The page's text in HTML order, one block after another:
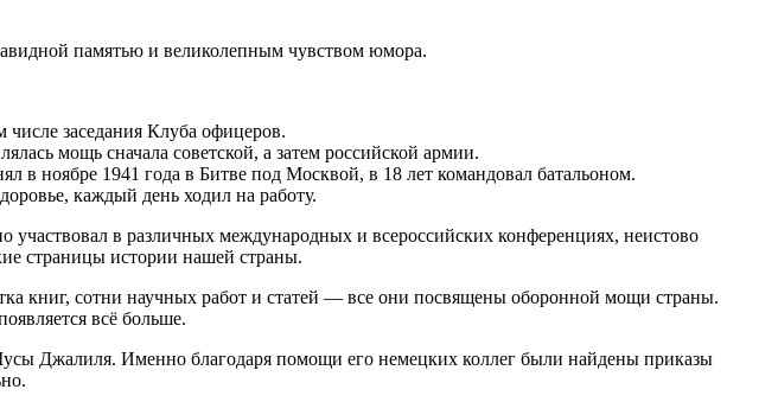
памятью и великолепным чувством юмора.
числе заседания Клуба офицеров.
мощь сначала советской, а затем российской армии.
ноябре 1941 года в Битве под Москвой, в 18 лет командовал батальоном.
каждый день ходил на работу.
в различных международных и всероссийских конференциях, неистово
страницы истории нашей страны.
книг, сотни научных работ и статей — все они посвящены оборонной мощи страны.
всё больше.
Джалиля. Именно благодаря помощи его немецких коллег были найдены приказы